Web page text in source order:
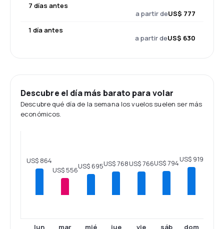
7 días antes
a partir deUS$ 777
1 día antes
a partir deUS$ 630
Descubre el día más barato para volar
Descubre qué día de la semana los vuelos suelen ser más
económicos.
US$ 864
lun
US$ 556
mar
US$ 695
mié
US$ 768
jue
US$ 766
vie
US$ 794
sáb
US$ 919
dom